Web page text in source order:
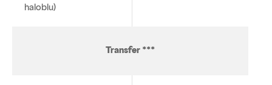
haloblu)
Transfer ***